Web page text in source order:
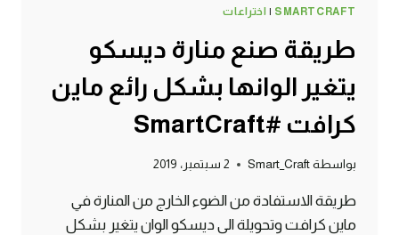
SMARTCRAFT
| اختراعات
طريقة صنع منارة ديسكو
يتغير الوانها بشكل رائع ماين
كرافت #SmartCraft
بواسطة Smart_Craft 2 سبتمبر، 2019
طريقة الاستفادة من الضوء الخارج من المنارة في
ماين كرافت وتحويلة الى ديسكو الوان يتغير بشكل